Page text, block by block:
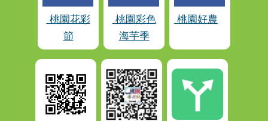
桃園花彩
節
桃園彩色
海芋季
桃園好農